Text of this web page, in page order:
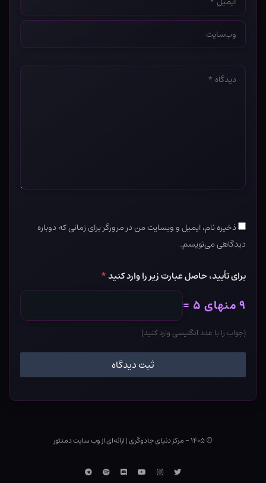
*
وب‌سایت
*
دیدگاه
ذخیره نام، ایمیل و وبسایت من در مرورگر برای زمانی که دوباره
دیدگاهی می‌نویسم.
برای تأیید، حاصل عبارت زیر را وارد کنید*
۹ منهای ۵ =
(جواب را با عدد انگلیسی وارد کنید)
© ۱۴۰۵ - مرکز دنیای جادوگری |ارائه‌ای از وب ‌سایت دمنتور
توییتراینستاگرام
یوتوبDiscordاسپاتیفایتلگرام